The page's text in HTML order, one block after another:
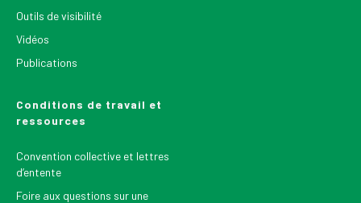
Outils de visibilité
Vidéos
Publications
Conditions de travail et
ressources
Convention collective et lettres
d’entente
Foire aux questions sur une